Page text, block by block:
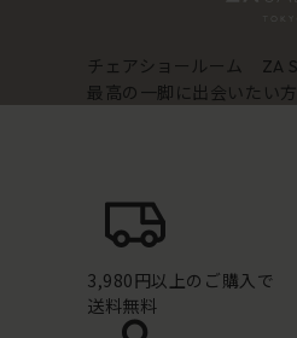
チェアショールーム ZA
最高の一脚に出会いたい
3,980円以上のご購入で
送料無料